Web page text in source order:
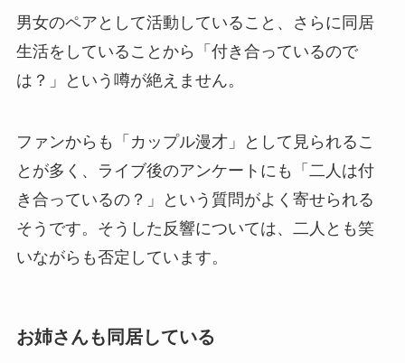
男女のペアとして活動していること、さらに同居
生活をしていることから「付き合っているので
は？」という噂が絶えません。
ファンからも「カップル漫才」として見られるこ
とが多く、ライブ後のアンケートにも「二人は付
き合っているの？」という質問がよく寄せられる
そうです。そうした反響については、二人とも笑
いながらも否定しています。
お姉さんも同居している